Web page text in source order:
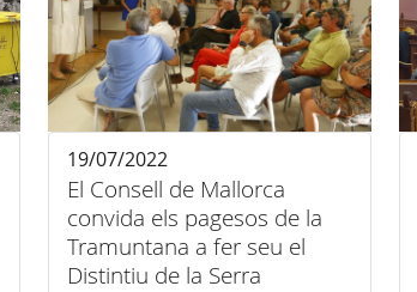
El Consell de Mallorca
convida els pagesos de la
Tramuntana a fer seu el
Distintiu de la Serra
19/07/2022